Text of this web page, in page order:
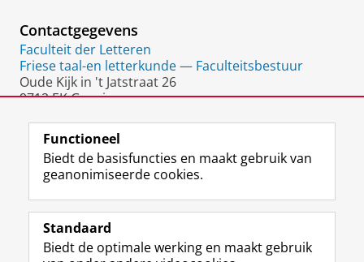
P
o
r
t
a
Contactgegevens
Faculteit der Letteren
Friese taal-en letterkunde — Faculteitsbestuur
Oude Kijk in 't Jatstraat 26
9712 EK Groningen
Volg de RUG
F
a
e
L
i
k
R
S
-
I
n
t
Y
o
T
Studiekiezers
Functioneel
Biedt de basisfuncties en maakt gebruik van
geanonimiseerde cookies.
Standaard
Biedt de optimale werking en maakt gebruik